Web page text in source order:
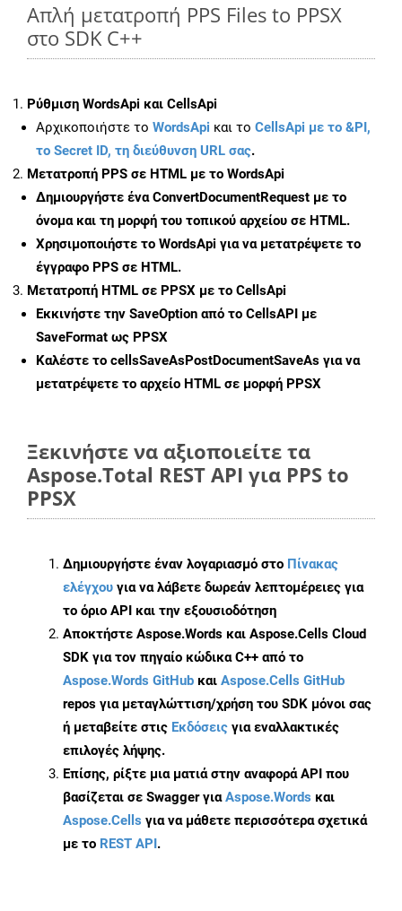
Απλή μετατροπή PPS Files to PPSX
στο SDK C++
Ρύθμιση WordsApi και CellsApi
Αρχικοποιήστε το WordsApi και το CellsApi με το &PI,
το Secret ID, τη διεύθυνση URL σας.
Μετατροπή PPS σε HTML με το WordsApi
Δημιουργήστε έναConvertDocumentRequest με το
όνομα και τη μορφή του τοπικού αρχείου σε HTML.
Χρησιμοποιήστε το WordsApi για να μετατρέψετε το
έγγραφο PPS σε HTML.
Μετατροπή HTML σε PPSX με το CellsApi
Εκκινήστε την SaveOption από το CellsAPI με
SaveFormat ως PPSX
Καλέστε το cellsSaveAsPostDocumentSaveAs για να
μετατρέψετε το αρχείο HTML σε μορφή PPSX
Ξεκινήστε να αξιοποιείτε τα
Aspose.Total REST API για PPS to
PPSX
Δημιουργήστε έναν λογαριασμό στο Πίνακας
ελέγχου για να λάβετε δωρεάν λεπτομέρειες για
το όριο API και την εξουσιοδότηση
Αποκτήστε Aspose.Words και Aspose.Cells Cloud
SDK για τον πηγαίο κώδικα C++ από το
Aspose.Words GitHub και Aspose.Cells GitHub
repos για μεταγλώττιση/χρήση του SDK μόνοι σας
ή μεταβείτε στις Εκδόσεις για εναλλακτικές
επιλογές λήψης.
Επίσης, ρίξτε μια ματιά στην αναφορά API που
βασίζεται σε Swagger γιαAspose.Words και
Aspose.Cells για να μάθετε περισσότερα σχετικά
με το REST API.